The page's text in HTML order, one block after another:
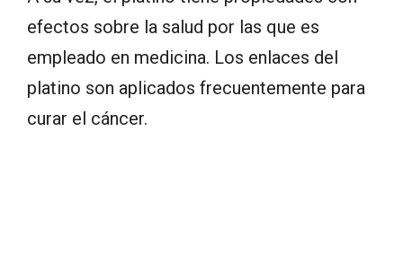
efectos sobre la salud por las que es
empleado en medicina. Los enlaces del
platino son aplicados frecuentemente para
curar el cáncer.